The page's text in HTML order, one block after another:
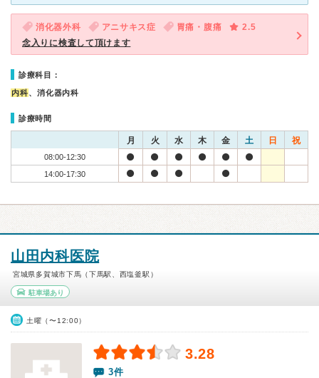
消化器外科 アニサキス症 胃痛・腹痛
2.5
念入りに検査して頂けます
診療科目：
内科、消化器内科
診療時間
月 火 水 木 金 土 日 祝
08:00-12:30
14:00-17:30
山田内科医院
宮城県多賀城市下馬（下馬駅、西塩釜駅）
駐車場あり
土曜（〜12:00）
3.28
3件